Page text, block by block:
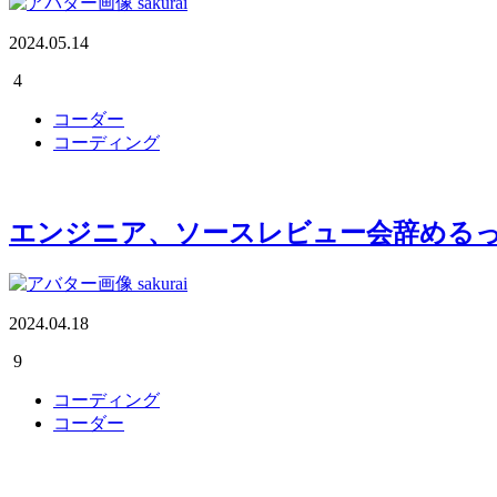
2024.05.14
4
コーダー
コーディング
エンジニア、ソースレビュー会辞める
sakurai
2024.04.18
9
コーディング
コーダー